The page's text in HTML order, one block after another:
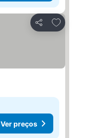
Partilhar
Adicionar aos
Ver preços